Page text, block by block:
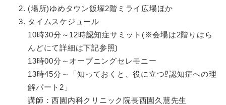
(場所)ゆめタウン飯塚2階ミライ広場ほか
タイムスケジュール
10時30分～12時認知症サミット(※会場は2階りはら
んどにて詳細は下記参照)
13時00分～オープニングセレモニー
13時45分～「知っておくと、役に立つ⁉認知症への理
解パート2」
講師：西園内科クリニック院長西園久慧先生